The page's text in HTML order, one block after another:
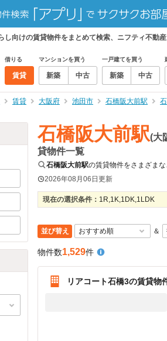
向けの賃貸物件をまとめて検索、ニフティ不動
借りる
賃貸
マンションを買う
新築 中古
一戸建てを買う
新築 中古
賃貸 大阪府 池田市 石橋阪大前駅
石橋阪大前駅(大
貸物件一覧
石橋阪大前駅の賃貸物件をさまざま
2026年08月06日更新
現在の選択条件： 1R,1K,1DK,1LDK
並び替え ＆
物件数1,529件
リアコート石橋3の賃貸物